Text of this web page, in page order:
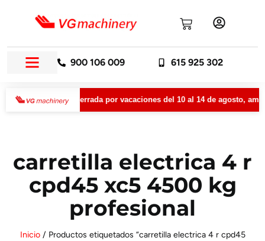
900 106 009 615 925 302
permanecerá cerrada por vacaciones del 10 al 14 de agosto,
carretilla electrica 4 r
cpd45 xc5 4500 kg
profesional
Inicio/ Productos etiquetados “carretilla electrica 4 r cpd45